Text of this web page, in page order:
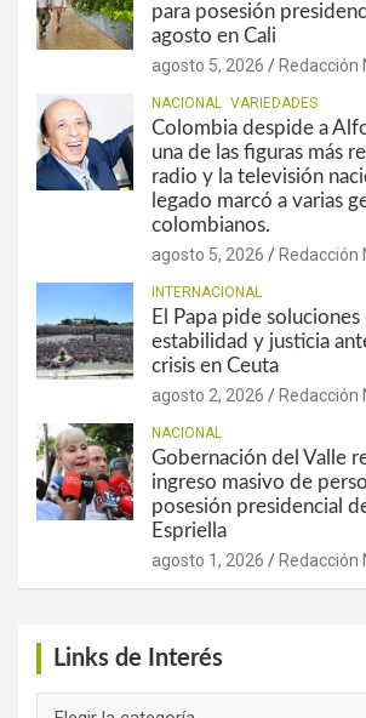
para posesión
agosto en Cali
agosto 5, 2026 Redacción
NACIONAL VARIEDADES
Colombia despide a
una de las figuras más
radio y la televisión
legado marcó a varias
colombianos.
agosto 5, 2026 Redacción
INTERNACIONAL
El Papa pide soluciones
estabilidad y justicia
crisis en Ceuta
agosto 2, 2026 Redacción
NACIONAL
Gobernación del Valle
ingreso masivo de
posesión presidencial
Espriella
agosto 1, 2026 Redacción
Links de Interés